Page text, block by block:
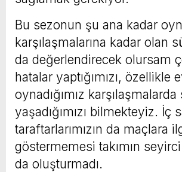
Bu sezonun şu ana kadar
karşılaşmalarına kadar olan
da değerlendirecek olursam
hatalar yaptığımızı, özellikle
oynadığımız karşılaşmalarda
yaşadığımızı bilmekteyiz. İç
taraftarlarımızın da maçlara
göstermemesi takımın seyirci
da oluşturmadı.